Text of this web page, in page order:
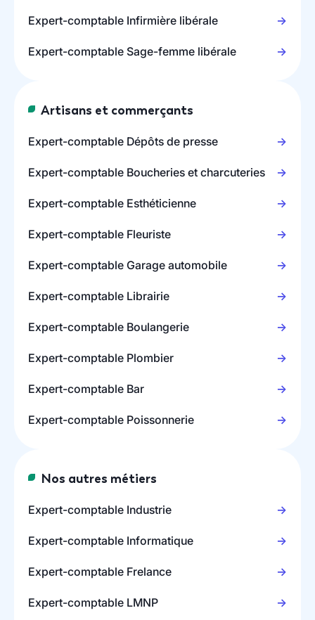
Expert-comptable Infirmière libérale
Expert-comptable Sage-femme libérale
Artisans et commerçants
Expert-comptable Dépôts de presse
Expert-comptable Boucheries et charcuteries
Expert-comptable Esthéticienne
Expert-comptable Fleuriste
Expert-comptable Garage automobile
Expert-comptable Librairie
Expert-comptable Boulangerie
Expert-comptable Plombier
Expert-comptable Bar
Expert-comptable Poissonnerie
Nos autres métiers
Expert-comptable Industrie
Expert-comptable Informatique
Expert-comptable Frelance
Expert-comptable LMNP